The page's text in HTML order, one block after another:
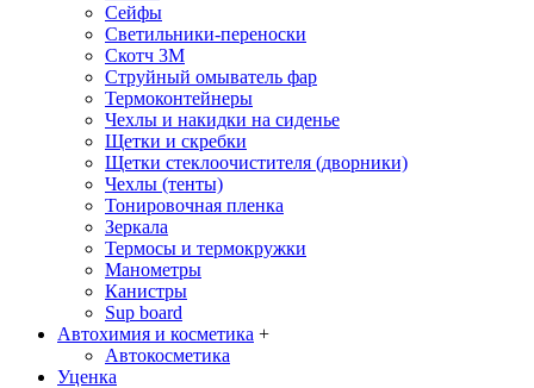
Сейфы
Светильники-переноски
Скотч 3М
Струйный омыватель фар
Термоконтейнеры
Чехлы и накидки на сиденье
Щетки и скребки
Щетки стеклоочистителя (дворники)
Чехлы (тенты)
Тонировочная пленка
Зеркалa
Термосы и термокружки
Манометры
Канистры
Sup board
Автохимия и косметика +
Автокосметика
Уценка